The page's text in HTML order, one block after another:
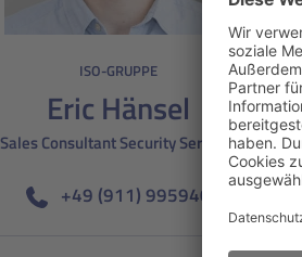
ISO-GRUPPE
Eric Hänsel
Sales Consultant Security Services
+49 (911) 995940